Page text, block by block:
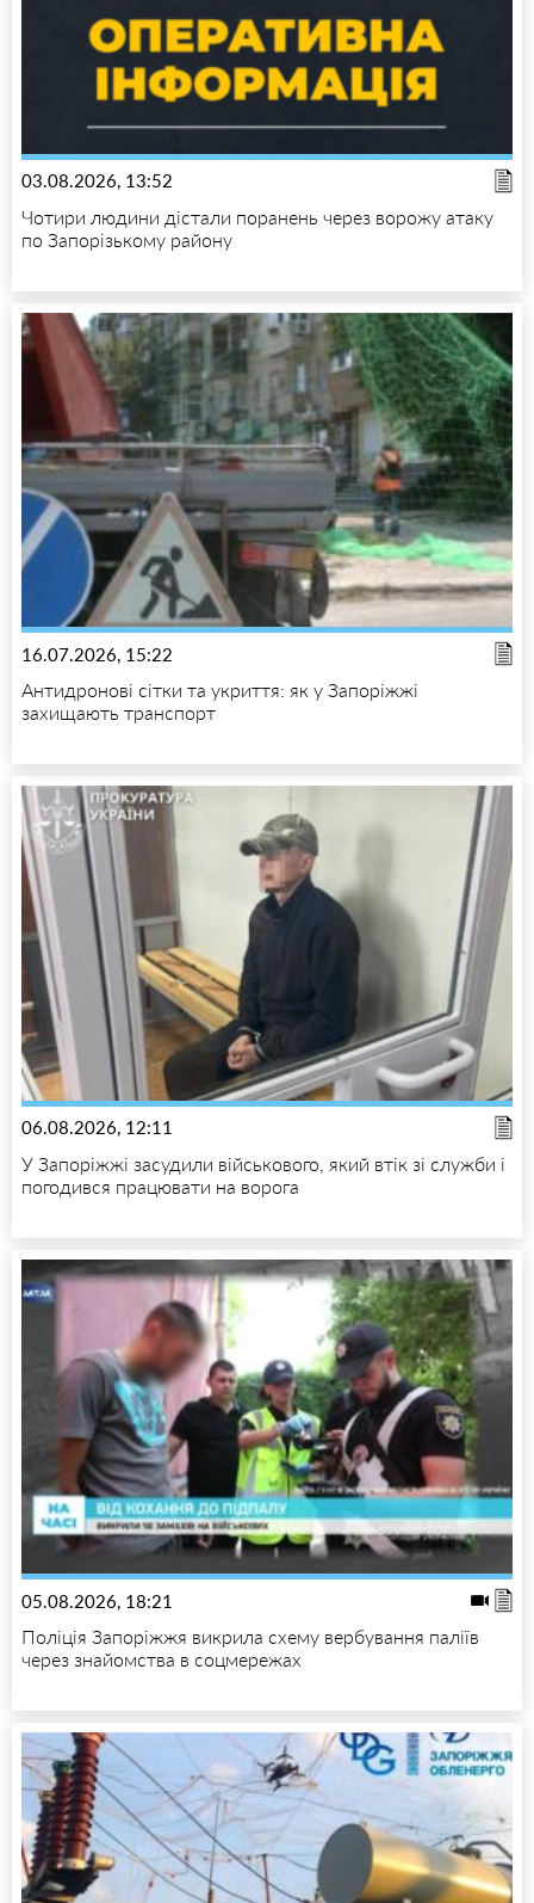
03.08.2026, 13:52
Чотири людини дістали поранень через ворожу атаку
по Запорізькому району
16.07.2026, 15:22
Антидронові сітки та укриття: як у Запоріжжі
захищають транспорт
06.08.2026, 12:11
У Запоріжжі засудили військового, який втік зі служби і
погодився працювати на ворога
05.08.2026, 18:21
Поліція Запоріжжя викрила схему вербування паліїв
через знайомства в соцмережах